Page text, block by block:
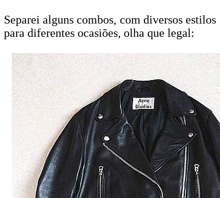
Separei alguns combos, com diversos estilos
para diferentes ocasiões, olha que legal: